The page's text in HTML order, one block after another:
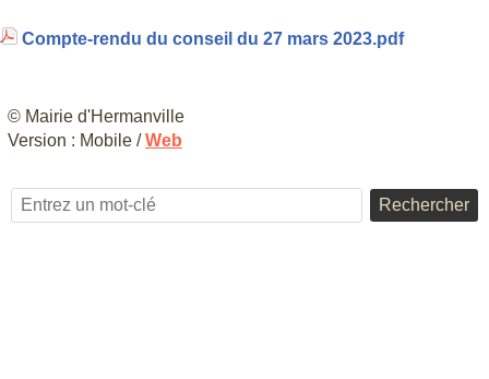
Compte-rendu du conseil du 27 mars 2023.pdf
© Mairie d'Hermanville
Version : Mobile /Web
Rechercher